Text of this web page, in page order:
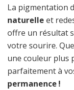
La pigmentation
naturelle et
offre un résultat
votre sourire.
une couleur plus
parfaitement à
permanence !